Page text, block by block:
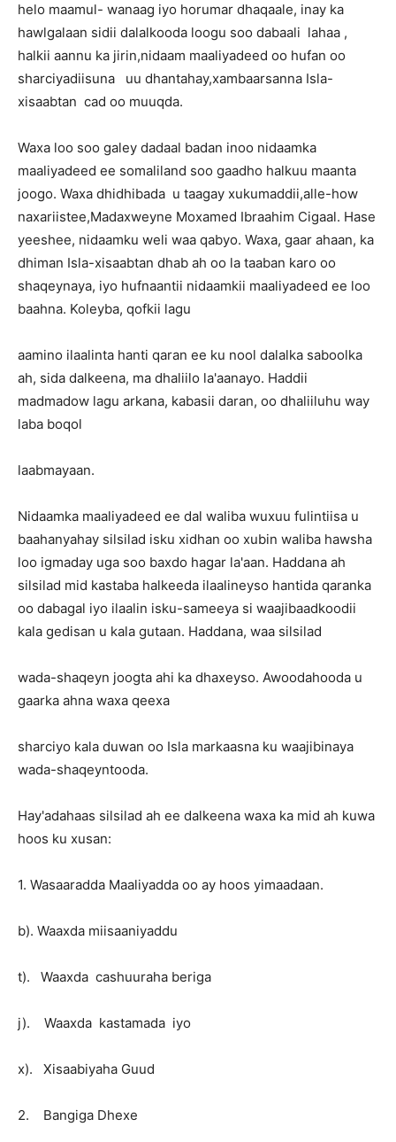
helo maamul- wanaag iyo horumar dhaqaale, inay ka
hawlgalaan sidii dalalkooda loogu soo dabaali lahaa ,
halkii aannu ka jirin,nidaam maaliyadeed oo hufan oo
sharciyadiisuna uu dhantahay,xambaarsanna Isla-
xisaabtan cad oo muuqda.
Waxa loo soo galey dadaal badan inoo nidaamka
maaliyadeed ee somaliland soo gaadho halkuu maanta
joogo. Waxa dhidhibada u taagay xukumaddii,alle-how
naxariistee,Madaxweyne Moxamed Ibraahim Cigaal. Hase
yeeshee, nidaamku weli waa qabyo. Waxa, gaar ahaan, ka
dhiman Isla-xisaabtan dhab ah oo la taaban karo oo
shaqeynaya, iyo hufnaantii nidaamkii maaliyadeed ee loo
baahna. Koleyba, qofkii lagu
aamino ilaalinta hanti qaran ee ku nool dalalka saboolka
ah, sida dalkeena, ma dhaliilo la'aanayo. Haddii
madmadow lagu arkana, kabasii daran, oo dhaliiluhu way
laba boqol
laabmayaan.
Nidaamka maaliyadeed ee dal waliba wuxuu fulintiisa u
baahanyahay silsilad isku xidhan oo xubin waliba hawsha
loo igmaday uga soo baxdo hagar la'aan. Haddana ah
silsilad mid kastaba halkeeda ilaalineyso hantida qaranka
oo dabagal iyo ilaalin isku-sameeya si waajibaadkoodii
kala gedisan u kala gutaan. Haddana, waa silsilad
wada-shaqeyn joogta ahi ka dhaxeyso. Awoodahooda u
gaarka ahna waxa qeexa
sharciyo kala duwan oo Isla markaasna ku waajibinaya
wada-shaqeyntooda.
Hay'adahaas silsilad ah ee dalkeena waxa ka mid ah kuwa
hoos ku xusan:
1. Wasaaradda Maaliyadda oo ay hoos yimaadaan.
b). Waaxda miisaaniyaddu
t). Waaxda cashuuraha beriga
j). Waaxda kastamada iyo
x). Xisaabiyaha Guud
2. Bangiga Dhexe